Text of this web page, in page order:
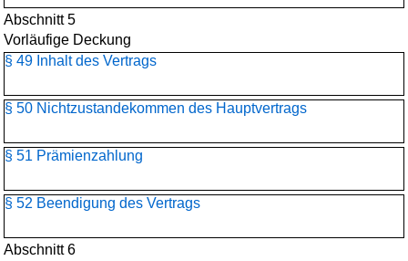
Abschnitt 5
Vorläufige Deckung
§ 49 Inhalt des Vertrags
§ 50 Nichtzustandekommen des Hauptvertrags
§ 51 Prämienzahlung
§ 52 Beendigung des Vertrags
Abschnitt 6